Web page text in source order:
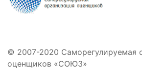
© 2007-2020 Саморегулируемая
оценщиков «СОЮЗ»